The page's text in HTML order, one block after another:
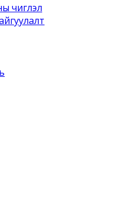
чиглэл